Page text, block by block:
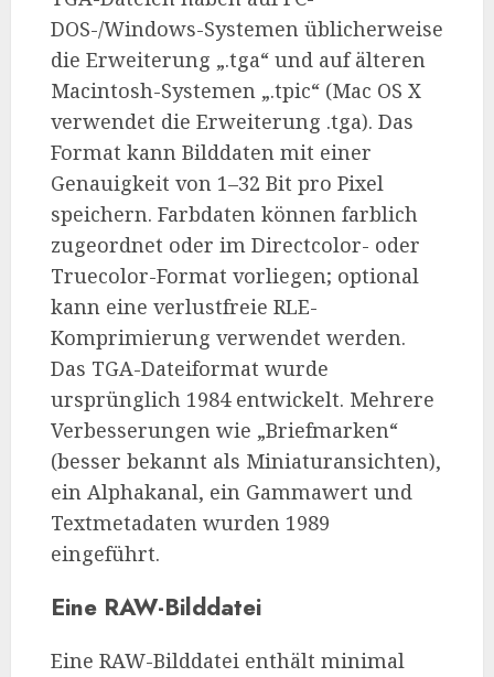
DOS-/Windows-Systemen üblicherweise
die Erweiterung „.tga“ und auf älteren
Macintosh-Systemen „.tpic“ (Mac OS X
verwendet die Erweiterung .tga). Das
Format kann Bilddaten mit einer
Genauigkeit von 1–32 Bit pro Pixel
speichern. Farbdaten können farblich
zugeordnet oder im Directcolor- oder
Truecolor-Format vorliegen; optional
kann eine verlustfreie RLE-
Komprimierung verwendet werden.
Das TGA-Dateiformat wurde
ursprünglich 1984 entwickelt. Mehrere
Verbesserungen wie „Briefmarken“
(besser bekannt als Miniaturansichten),
ein Alphakanal, ein Gammawert und
Textmetadaten wurden 1989
eingeführt.
Eine RAW-Bilddatei
Eine RAW-Bilddatei enthält minimal